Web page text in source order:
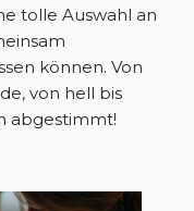
tolle Auswahl an
können. Von
von hell bis
abgestimmt!